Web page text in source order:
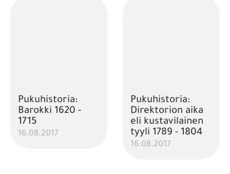
Pukuhistoria:
Barokki 1620 -
1715
16.08.2017
Pukuhistoria:
Direktorion aika
eli kustavilainen
tyyli 1789 - 1804
16.08.2017